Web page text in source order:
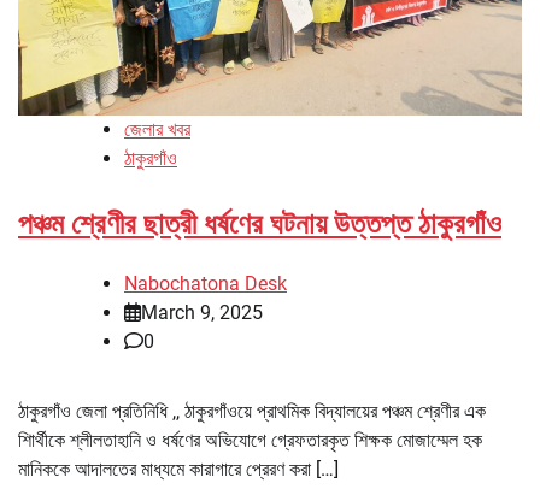
জেলার খবর
ঠাকুরগাঁও
পঞ্চম শ্রেণীর ছাত্রী ধর্ষণের ঘটনায় উত্তপ্ত ঠাকুরগাঁও
Nabochatona Desk
March 9, 2025
0
ঠাকুরগাঁও জেলা প্রতিনিধি ,, ঠাকুরগাঁওয়ে প্রাথমিক বিদ্যালয়ের পঞ্চম শ্রেণীর এক
শিার্থীকে শ্লীলতাহানি ও ধর্ষণের অভিযোগে গ্রেফতারকৃত শিক্ষক মোজাম্মেল হক
মানিককে আদালতের মাধ্যমে কারাগারে প্রেরণ করা […]